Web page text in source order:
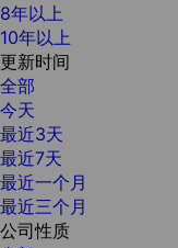
8年以上
10年以上
更新时间
全部
今天
最近3天
最近7天
最近一个月
最近三个月
公司性质